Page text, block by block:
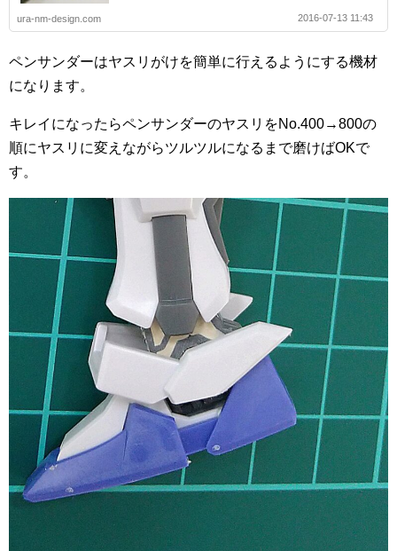
ura-nm-design.com 2016-07-13 11:43
ペンサンダーはヤスリがけを簡単に行えるようにする機材
になります。
キレイになったらペンサンダーのヤスリをNo.400→800の
順にヤスリに変えながらツルツルになるまで磨けばOKで
す。